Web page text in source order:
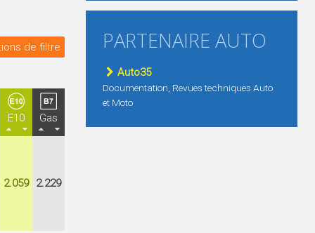
de filtre
E10
Gas
2.059 2.229
PARTENAIRE AUTO
Auto35
Documentation, Revues techniques Auto
et Moto